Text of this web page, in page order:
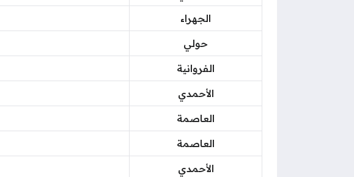
الجهراء
حولي
الفروانية
الأحمدي
العاصمة
العاصمة
الأحمدي